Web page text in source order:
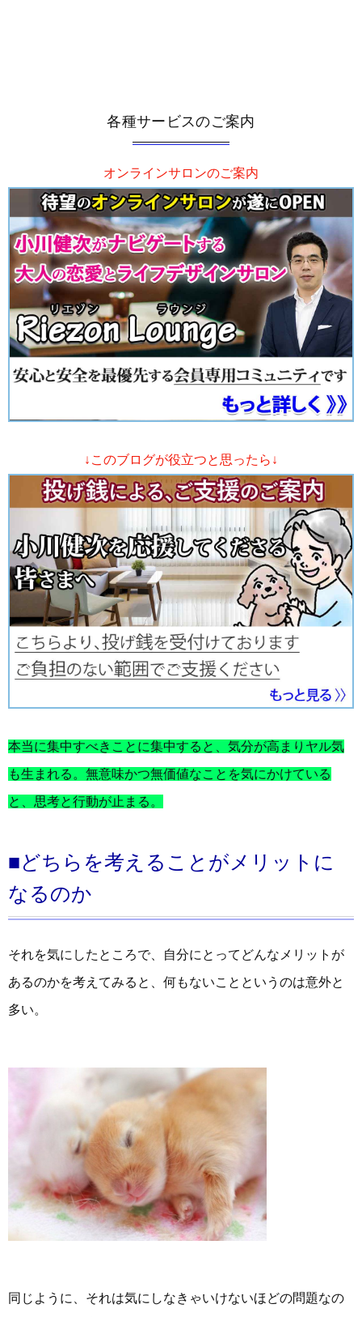
各種サービスのご案内
オンラインサロンのご案内
↓このブログが役立つと思ったら↓
本当に集中すべきことに集中すると、気分が高まりヤル気
も生まれる。無意味かつ無価値なことを気にかけている
と、思考と行動が止まる。
■どちらを考えることがメリットに
なるのか
それを気にしたところで、自分にとってどんなメリットが
あるのかを考えてみると、何もないことというのは意外と
多い。
同じように、それは気にしなきゃいけないほどの問題なの